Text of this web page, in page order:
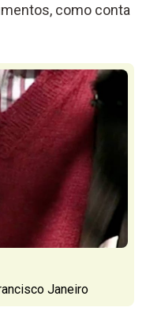
como conta
Janeiro